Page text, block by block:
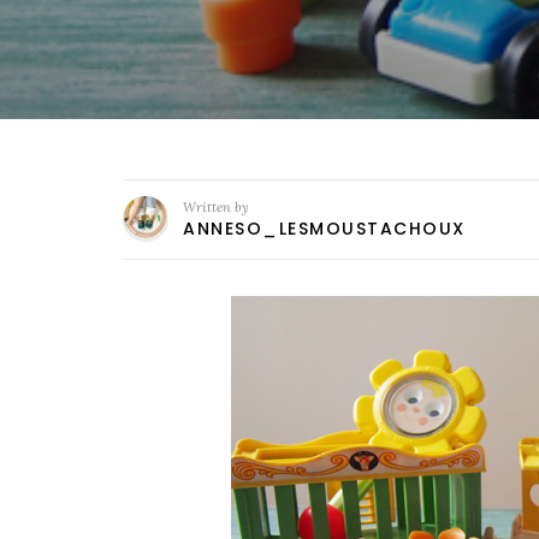
Written by
ANNESO_LESMOUSTACHOUX